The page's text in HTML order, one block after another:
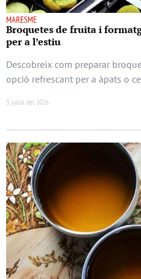
MARESME
Broquetes de fruita i
per a l’estiu
Descobreix com preparar
opció refrescant per a àpats o
3 juliol del 2026